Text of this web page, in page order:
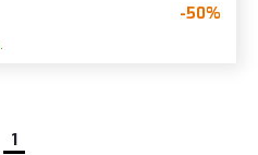
-50%
1